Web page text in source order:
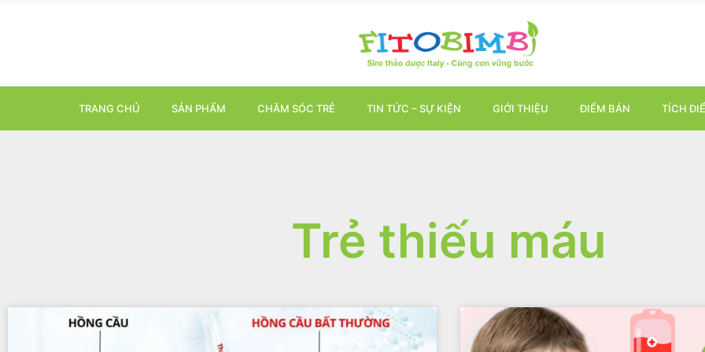
TRANG CHỦ SẢN PHẨM CHĂM SÓC TRẺ TIN TỨC – SỰ KIỆN GIỚI THIỆU ĐIỂM BÁN TÍCH
Trẻ thiếu máu